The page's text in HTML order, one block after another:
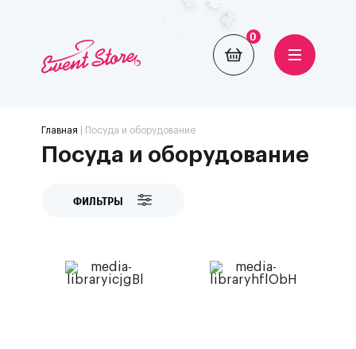
0
Главная | Посуда и оборудование
Посуда и оборудование
ФИЛЬТРЫ